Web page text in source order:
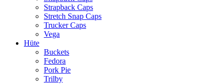
Strapback Caps
Stretch Snap Caps
Trucker Caps
Vega
Hüte
Buckets
Fedora
Pork Pie
Trilby